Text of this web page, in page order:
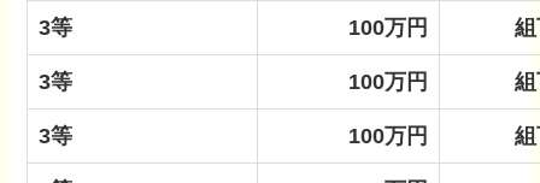
3等 100万円
3等 100万円
3等 100万円